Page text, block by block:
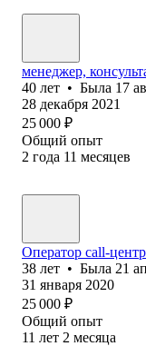
менеджер,
40 лет • Была 17
28 декабря 2021
25 000 ₽
Общий опыт
2 года 11 месяцев
Оператор call-
38 лет • Была 21
31 января 2020
25 000 ₽
Общий опыт
11 лет 2 месяца